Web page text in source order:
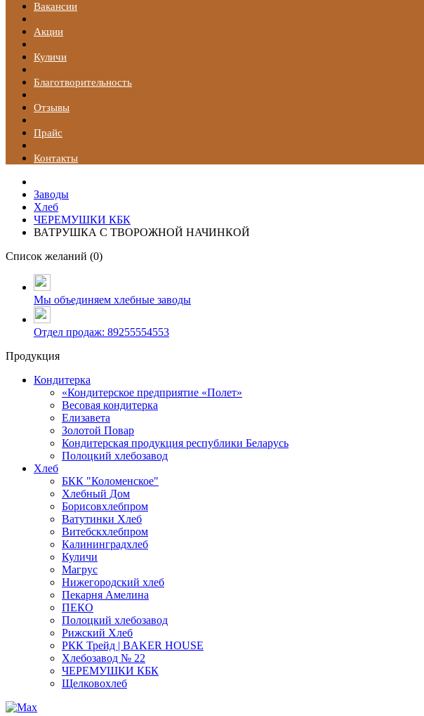
Вакансии
Акции
Куличи
Благотворительность
Отзывы
Прайс
Контакты
Заводы
Хлеб
ЧЕРЕМУШКИ КБК
ВАТРУШКА С ТВОРОЖНОЙ НАЧИНКОЙ
Список желаний (0)
Мы объединяем хлебные заводы
Отдел продаж: 89255554553
Продукция
Кондитерка
«Кондитерское предприятие «Полет»
Весовая кондитерка
Елизавета
Золотой Повар
Кондитерская продукция республики Беларусь
Полоцкий хлебозавод
Хлеб
БКК "Коломенское"
Хлебный Дом
Борисовхлебпром
Ватутинки Хлеб
Витебскхлебпром
Калининградхлеб
Куличи
Магрус
Нижегородский хлеб
Пекарня Амелина
ПЕКО
Полоцкий хлебозавод
Рижский Хлеб
РКК Трейд | BAKER HOUSE
Хлебозавод № 22
ЧЕРЕМУШКИ КБК
Щелковохлеб